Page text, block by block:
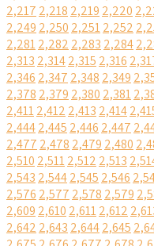
2,217 2,218 2,219 2,220
2,249 2,250 2,2512,252
2,2812,282 2,283 2,284
2,313 2,3142,315 2,316
2,346 2,347 2,348 2,349
2,378 2,379 2,380 2,381
2,4112,412 2,413 2,414
2,4442,445 2,446 2,447
2,477 2,478 2,479 2,480
2,510 2,5112,512 2,513
2,543 2,5442,545 2,546
2,576 2,577 2,578 2,579
2,609 2,610 2,6112,612
2,642 2,643 2,6442,645